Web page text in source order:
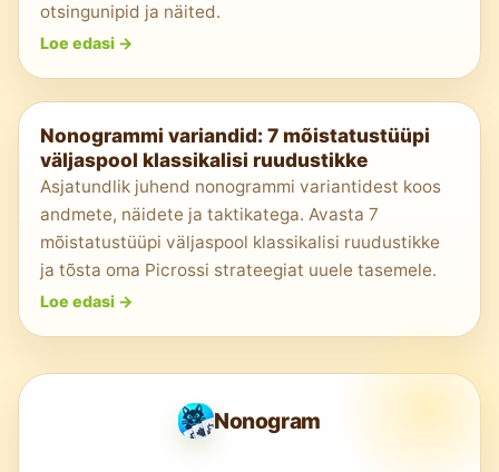
otsingunipid ja näited.
Loe edasi ->
Nonogrammi variandid: 7 mõistatustüüpi
väljaspool klassikalisi ruudustikke
Asjatundlik juhend nonogrammi variantidest koos
andmete, näidete ja taktikatega. Avasta 7
mõistatustüüpi väljaspool klassikalisi ruudustikke
ja tõsta oma Picrossi strateegiat uuele tasemele.
Loe edasi ->
Nonogram